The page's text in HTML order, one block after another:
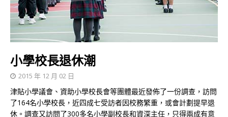
小學校長退休潮
2015 年 12 月 02 日
津貼小學議會、資助小學校長會等團體最近發佈了一份調查，訪問
了164名小學校長，近四成七受訪者因校務繁重，或會計劃提早退
休。調查又訪問了300多名小學副校長和資深主任，只得兩成有意